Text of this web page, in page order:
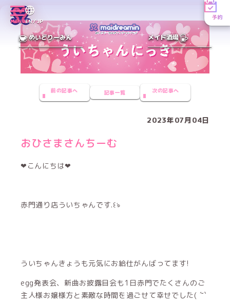
MENUEN／JP
予約
めいどりーみん メイド酒場
前の記事へ 記事一覧 次の記事へ
2023年07月04日
おひさまさんちーむ
‪‪❤︎‬こんにちは‪‪❤︎‬
赤門通り店ういちゃんです.꒰ঌ
ういちゃんきょうも元気にお給仕がんばってます!
egg発表会、新曲お披露目会も1日赤門でたくさんのご
主人様お嬢様方と素敵な時間を過ごせて幸せでした( ´˘`